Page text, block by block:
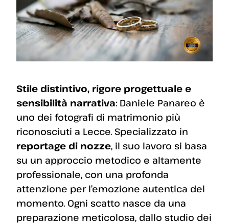
Stile distintivo, rigore progettuale e
sensibilità narrativa: Daniele Panareo è
uno dei fotografi di matrimonio più
riconosciuti a Lecce. Specializzato in
reportage di nozze, il suo lavoro si basa
su un approccio metodico e altamente
professionale, con una profonda
attenzione per l’emozione autentica del
momento. Ogni scatto nasce da una
preparazione meticolosa, dallo studio dei